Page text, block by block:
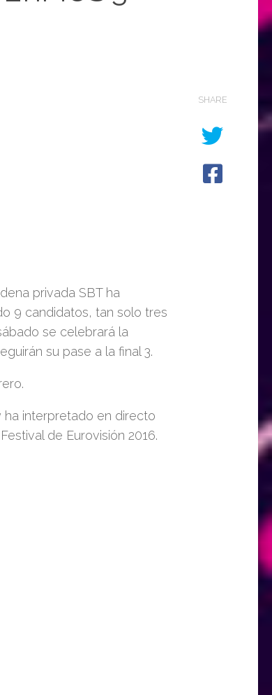
privada SBT ha
9 candidatos, tan solo tres
se celebrará la
su pase a la final 3.
ha interpretado en directo
de Eurovisión 2016.
SHARE